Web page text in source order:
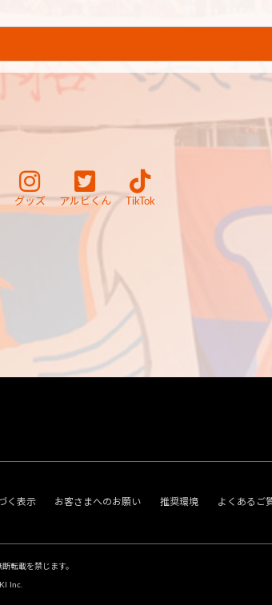
グッズ アルビくん TikTok
く表示 お客さまへのお願い 推奨環境 よくあるご
転載を禁じます。
Inc.